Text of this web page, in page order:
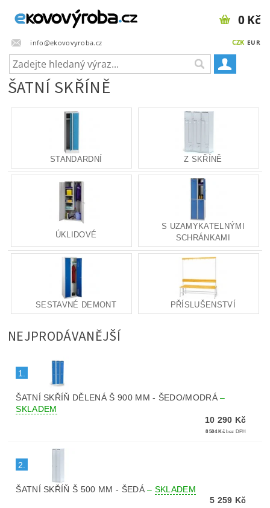
info@ekovovyroba.cz CZK EUR
0 Kč
ŠATNÍ SKŘÍNĚ
STANDARDNÍ Z SKŘÍNĚ
ÚKLIDOVÉ
S UZAMYKATELNÝMI
SCHRÁNKAMI
SESTAVNÉ DEMONT PŘÍSLUŠENSTVÍ
NEJPRODÁVANĚJŠÍ
1.
ŠATNÍ SKŘÍŇ DĚLENÁ Š 900 MM - ŠEDO/MODRÁ–
SKLADEM
10 290 Kč
8 504 Kč bez DPH
2.
ŠATNÍ SKŘÍŇ Š 500 MM - ŠEDÁ– SKLADEM
5 259 Kč